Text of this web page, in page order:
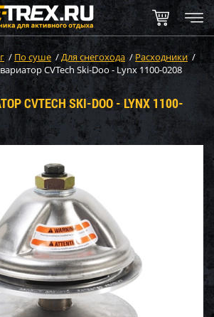
/ По суше /Для снегохода /Расходники /
CVTech Ski-Doo - Lynx 1100-0208
CVTECH SKI-DOO - LYNX 1100-